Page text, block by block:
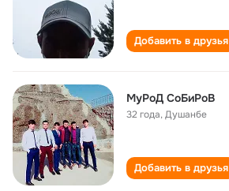
Добавить в друзья
МуРоД СоБиРоВ
32 года,Душанбе
Добавить в друзья